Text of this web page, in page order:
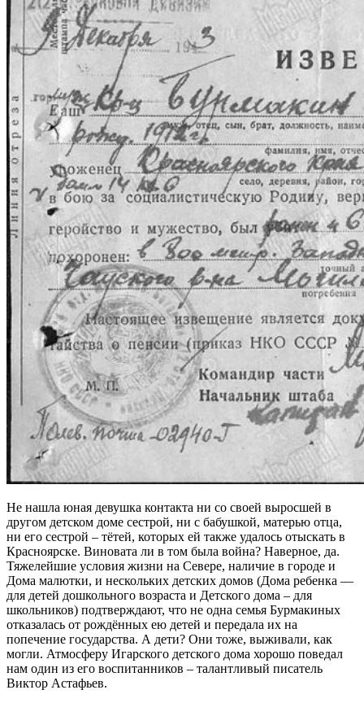
Не нашла юная девушка контакта ни со своей выросшей в
другом детском доме сестрой, ни с бабушкой, матерью отца,
ни его сестрой – тётей, которых ей также удалось отыскать в
Красноярске. Виновата ли в том была война? Наверное, да.
Тяжелейшие условия жизни на Севере, наличие в городе и
Дома малютки, и нескольких детских домов (Дома ребенка —
для детей дошкольного возраста и Детского дома – для
школьников) подтверждают, что не одна семья Бурмакиных
отказалась от рождённых ею детей и передала их на
попечение государства. А дети? Они тоже, выживали, как
могли. Атмосферу Игарского детского дома хорошо поведал
нам один из его воспитанников – талантливый писатель
Виктор Астафьев.